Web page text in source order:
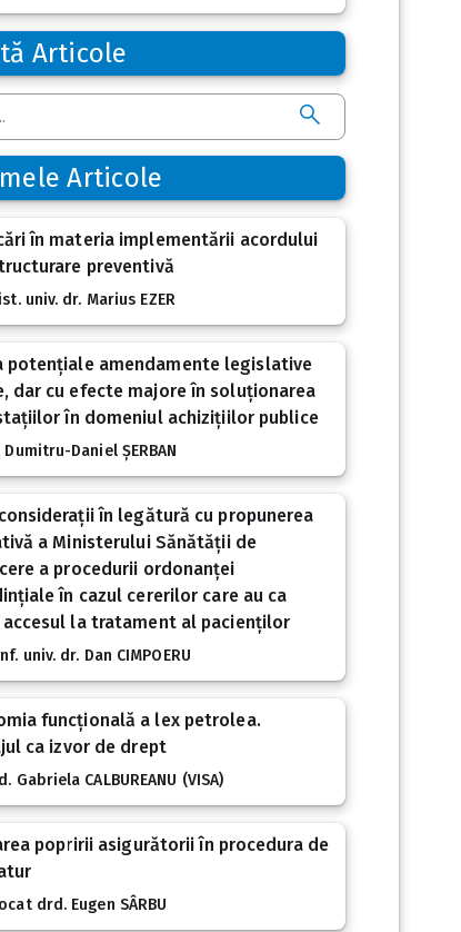
Articole
Articole
în materia implementării acordului
preventivă
univ. dr. Marius EZER
potențiale amendamente legislative
dar cu efecte majore în soluționarea
în domeniul achizițiilor publice
Dumitru-Daniel ȘERBAN
în legătură cu propunerea
a Ministerului Sănătății de
a procedurii ordonanței
în cazul cererilor care au ca
la tratament al pacienților
univ. dr. Dan CIMPOERU
funcțională a lex petrolea.
ca izvor de drept
Gabriela CALBUREANU (VISA)
popririi asigurătorii în procedura de
drd. Eugen SÂRBU